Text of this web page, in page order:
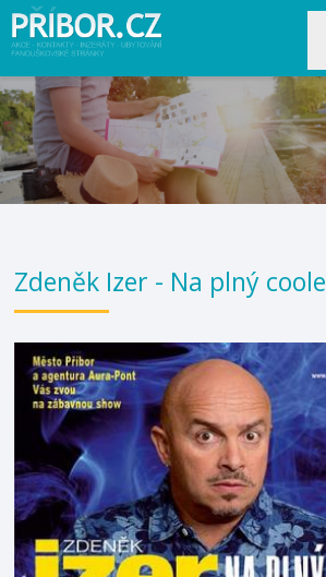
Zdeněk Izer - Na plný coole